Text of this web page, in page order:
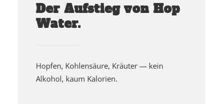
Der Aufstieg von Hop
Water.
Hopfen, Kohlensäure, Kräuter — kein
Alkohol, kaum Kalorien.